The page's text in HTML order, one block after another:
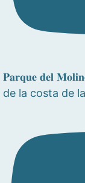
𝐏𝐚𝐫𝐪𝐮𝐞 𝐝𝐞𝐥
de la costa de